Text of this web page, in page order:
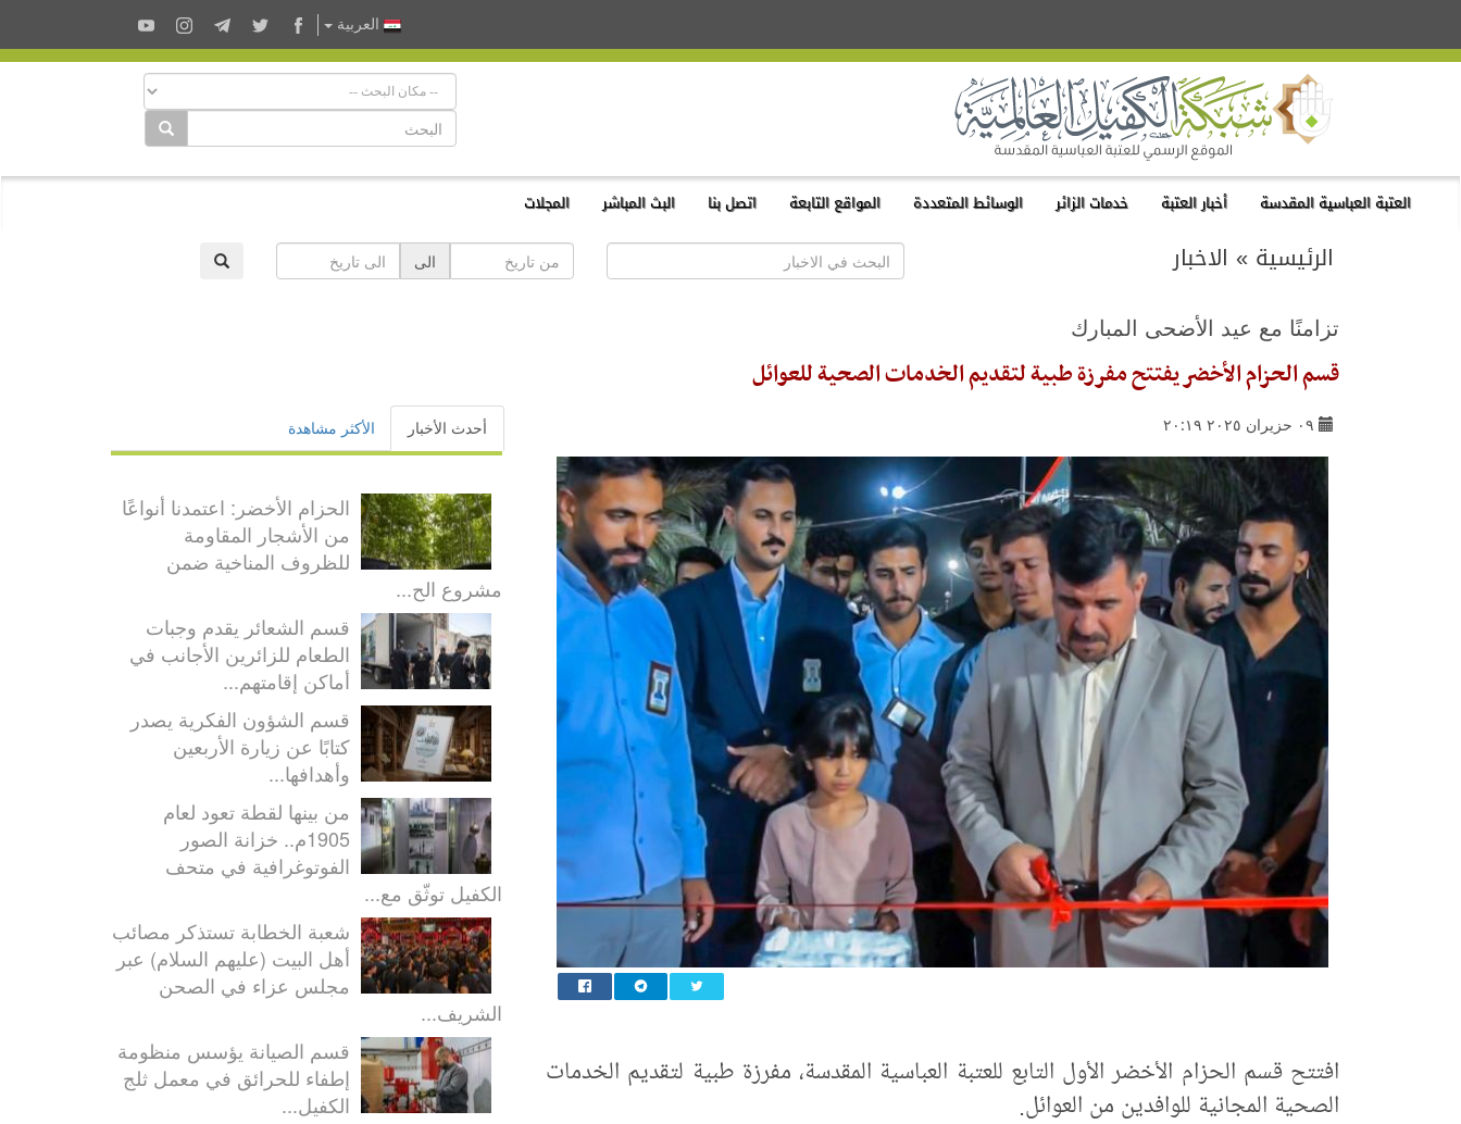
العربية
العتبة العباسية المقدسة أخبار العتبة خدمات الزائر الوسائط المتعددة المواقع التابعة اتصل بنا البث المباشر المجلات
الرئيسية » الاخبار الى
تزامنًا مع عيد الأضحى المبارك
قسم الحزام الأخضر يفتتح مفرزة طبية لتقديم الخدمات الصحية للعوائل
٠٩ حزيران ٢٠٢٥ ٢٠:١٩
افتتح قسم الحزام الأخضر الأول التابع للعتبة العباسية المقدسة، مفرزة طبية لتقديم الخدمات
الصحية المجانية للوافدين من العوائل.
أحدث الأخبار الأكثر مشاهدة
الحزام الأخضر: اعتمدنا أنواعًا
من الأشجار المقاومة
للظروف المناخية ضمن
مشروع الح...
قسم الشعائر يقدم وجبات
الطعام للزائرين الأجانب في
أماكن إقامتهم...
قسم الشؤون الفكرية يصدر
كتابًا عن زيارة الأربعين
وأهدافها...
من بينها لقطة تعود لعام
1905م.. خزانة الصور
الفوتوغرافية في متحف
الكفيل توثّق مع...
شعبة الخطابة تستذكر مصائب
أهل البيت (عليهم السلام) عبر
مجلس عزاء في الصحن
الشريف...
قسم الصيانة يؤسس منظومة
إطفاء للحرائق في معمل ثلج
الكفيل...